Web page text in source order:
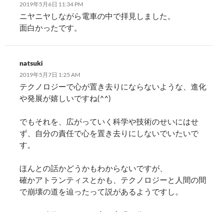
2019年5月6日 11:34 PM
ニヤニヤしながら電車の中で拝見しました。
面白かったです。
natsuki
2019年5月7日 1:25 AM
テクノロジーで心が置き去りにならないような、進化
や発展が嬉しいですね(^^)
でもそれを、広がっていく科学や技術のせいにはせ
ず、自分の責任で心を置き去りにしないでいたいで
す。
ほんとの話かどうかもわからないですが、
確かアトランティスとかも、テクノロジーと人間の間
で崩壊の道を辿ったって説があるようですし。